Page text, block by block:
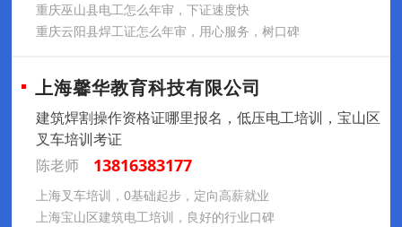
重庆巫山县电工怎么年审，下证速度快
重庆云阳县焊工证怎么年审，用心服务，树口碑
上海馨华教育科技有限公司
建筑焊割操作资格证哪里报名，低压电工培训，宝山区
叉车培训考证
陈老师
13816383177
上海叉车培训，0基础起步，定向高薪就业
上海宝山区建筑电工培训，良好的行业口碑